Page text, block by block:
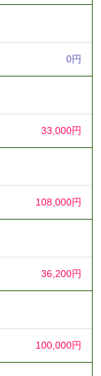
0円
33,000円
108,000円
36,200円
100,000円